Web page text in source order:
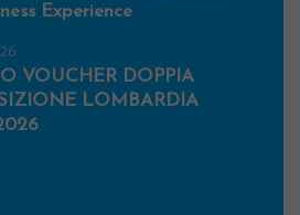
Experience
VOUCHER DOPPIA
LOMBARDIA